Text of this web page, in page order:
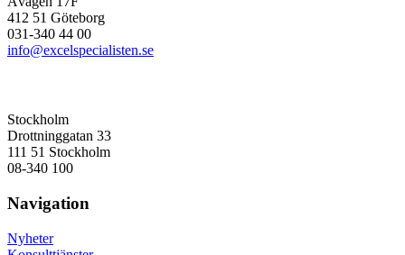
412 51 Göteborg
031-340 44 00
info@excelspecialisten.se
Stockholm
Drottninggatan 33
111 51 Stockholm
08-340 100
Navigation
Nyheter